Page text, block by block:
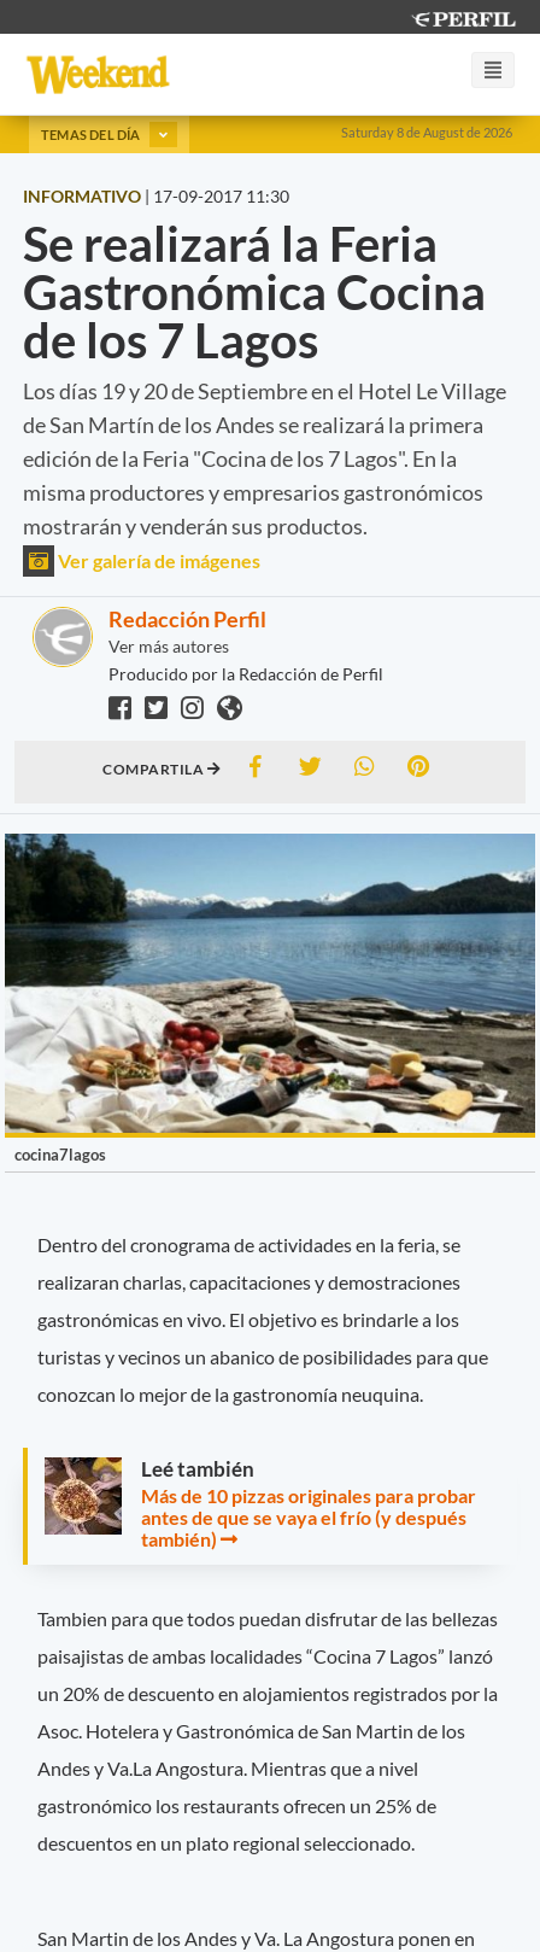
Saturday 8 de August de 2026
TEMAS DEL DÍA
INFORMATIVO | 17-09-2017 11:30
Se realizará la Feria
Gastronómica Cocina
de los 7 Lagos
Los días 19 y 20 de Septiembre en el Hotel Le Village
de San Martín de los Andes se realizará la primera
edición de la Feria "Cocina de los 7 Lagos". En la
misma productores y empresarios gastronómicos
mostrarán y venderán sus productos.
Ver galería de imágenes
Redacción Perfil
Ver más autores
Producido por la Redacción de Perfil
COMPARTILA
cocina7lagos
Dentro del cronograma de actividades en la feria, se
realizaran charlas, capacitaciones y demostraciones
gastronómicas en vivo. El objetivo es brindarle a los
turistas y vecinos un abanico de posibilidades para que
conozcan lo mejor de la gastronomía neuquina.
Leé también
Más de 10 pizzas originales para probar
antes de que se vaya el frío (y después
también)
Tambien para que todos puedan disfrutar de las bellezas
paisajistas de ambas localidades “Cocina 7 Lagos” lanzó
un 20% de descuento en alojamientos registrados por la
Asoc. Hotelera y Gastronómica de San Martin de los
Andes y Va.La Angostura. Mientras que a nivel
gastronómico los restaurants ofrecen un 25% de
descuentos en un plato regional seleccionado.
San Martin de los Andes y Va. La Angostura ponen en